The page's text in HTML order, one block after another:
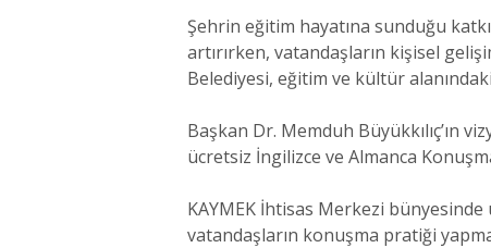
Şehrin eğitim hayatına sunduğu
artırırken, vatandaşların kişisel
Belediyesi, eğitim ve kültür
Başkan Dr. Memduh Büyükkılıç’ın
ücretsiz İngilizce ve Almanca
KAYMEK İhtisas Merkezi
vatandaşların konuşma pratiği